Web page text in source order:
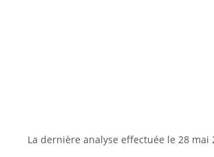
La dernière analyse effectuée le 28 mai